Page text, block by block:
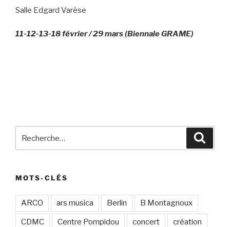
Salle Edgard Varèse
11-12-13-18 février / 29 mars (Biennale GRAME)
pour
MOTS-CLÉS
ARCO ars musica Berlin B Montagnoux
CDMC Centre Pompidou concert création